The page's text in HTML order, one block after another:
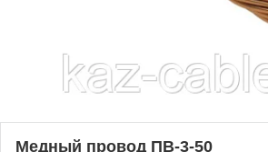
Медный провод ПВ-3-50